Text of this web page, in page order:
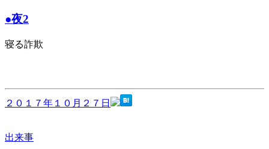
●夜2
寝る詐欺
２０１７年１０月２７日
出来事